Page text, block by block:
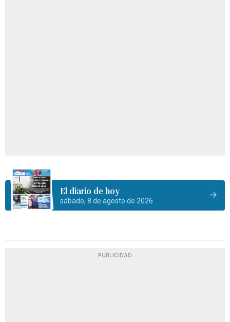
El diario de hoy
sábado, 8 de agosto de 2026
PUBLICIDAD